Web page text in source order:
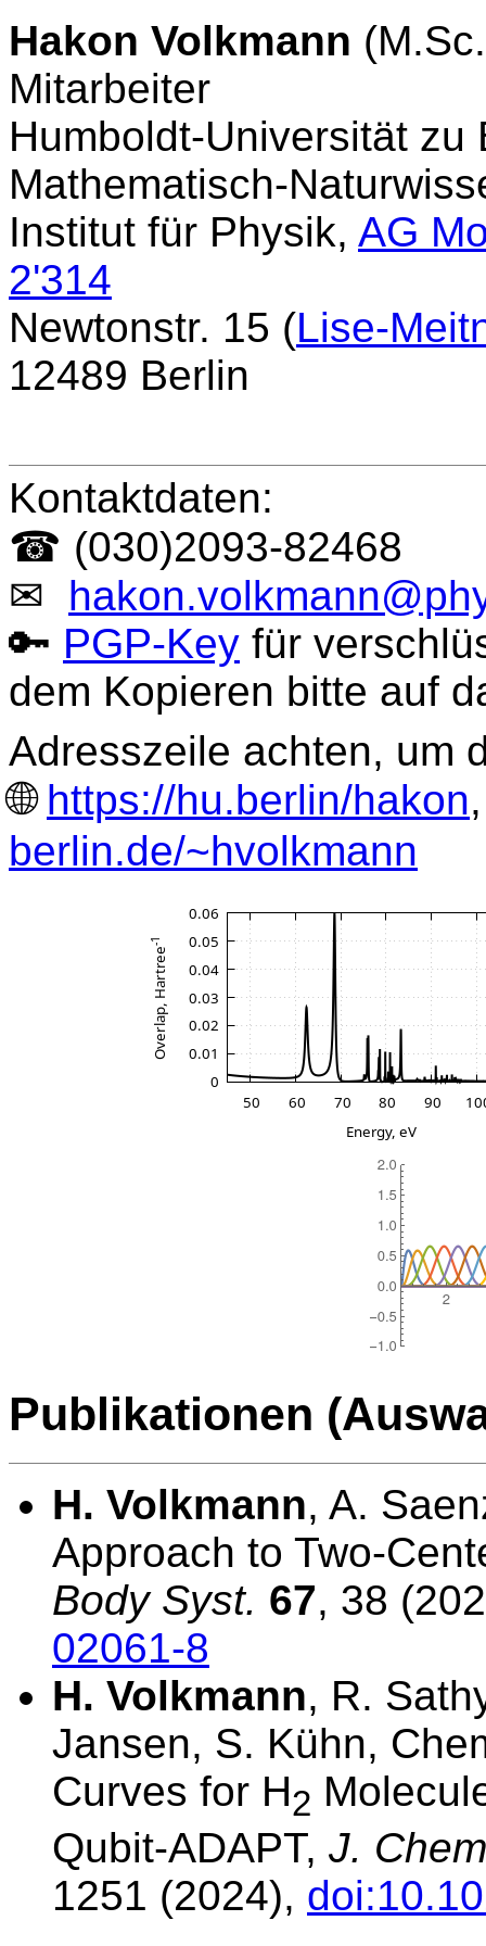
Hakon Volkmann
Mitarbeiter
Humboldt-Universität zu
Mathematisch-
Institut für Physik, AG
2'314
Newtonstr. 15 (Lise-
12489 Berlin
Kontaktdaten:
☎ (030)2093-82468
✉
🔑 PGP-Key für
dem Kopieren bitte auf
Adresszeile achten, um
🌐 https://hu.berlin/hakon
berlin.de/~hvolkmann
Publikationen
H. Volkmann, A.
Approach to Two-
Body Syst. 67, 38
02061-8
H. Volkmann, R.
Jansen, S. Kühn,
Curves for H2
Qubit-ADAPT, J.
1251 (2024),